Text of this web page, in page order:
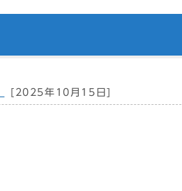
[2025年10月15日]